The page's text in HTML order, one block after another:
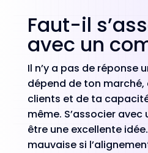
Faut-il
avec un
Il n’y a pas de réponse
dépend de ton
clients et de ta
même. S’associer
être une excellente
mauvaise si